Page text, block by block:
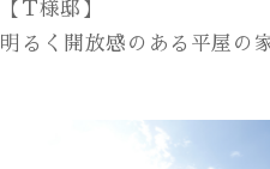
【T様邸】
明るく開放感のある平屋の